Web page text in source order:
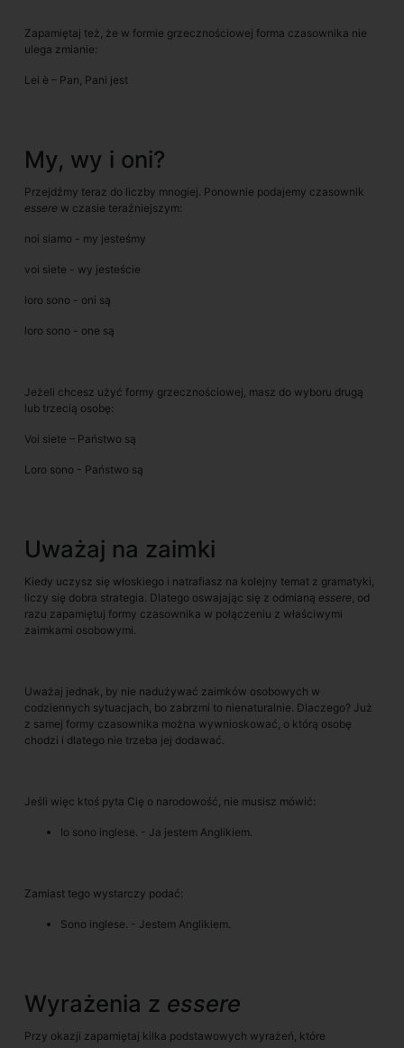
Zapamiętaj też, że w formie grzecznościowej forma czasownika nie
ulega zmianie:
Lei è – Pan, Pani jest
My, wy i oni?
Przejdźmy teraz do liczby mnogiej. Ponownie podajemy czasownik
essere w czasie teraźniejszym:
noi siamo - my jesteśmy
voi siete - wy jesteście
loro sono - oni są
loro sono - one są
Jeżeli chcesz użyć formy grzecznościowej, masz do wyboru drugą
lub trzecią osobę:
Voi siete – Państwo są
Loro sono - Państwo są
Uważaj na zaimki
Kiedy uczysz się włoskiego i natrafiasz na kolejny temat z gramatyki,
liczy się dobra strategia. Dlatego oswajając się z odmianą essere, od
razu zapamiętuj formy czasownika w połączeniu z właściwymi
zaimkami osobowymi.
Uważaj jednak, by nie nadużywać zaimków osobowych w
codziennych sytuacjach, bo zabrzmi to nienaturalnie. Dlaczego? Już
z samej formy czasownika można wywnioskować, o którą osobę
chodzi i dlatego nie trzeba jej dodawać.
Jeśli więc ktoś pyta Cię o narodowość, nie musisz mówić:
Io sono inglese. - Ja jestem Anglikiem.
Zamiast tego wystarczy podać:
Sono inglese. - Jestem Anglikiem.
Wyrażenia z essere
Przy okazji zapamiętaj kilka podstawowych wyrażeń, które